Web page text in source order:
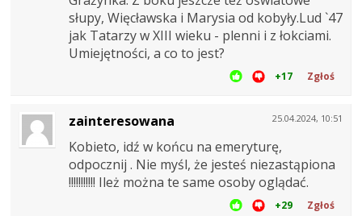
słupy, Więcławska i Marysia od kobyły.Lud `47
jak Tatarzy w XIII wieku - plenni i z łokciami.
Umiejętności, a co to jest?
+17 Zgłoś
25.04.2024, 10:51
zainteresowana
Kobieto, idź w końcu na emeryturę,
odpocznij . Nie myśl, że jesteś niezastąpiona
!!!!!!!!!!! Ileż można te same osoby oglądać.
+29 Zgłoś